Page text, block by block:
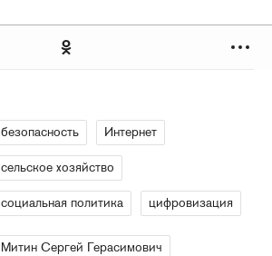
безопасность Интернет
сельское хозяйство
социальная политика цифровизация
Митин Сергей Герасимович